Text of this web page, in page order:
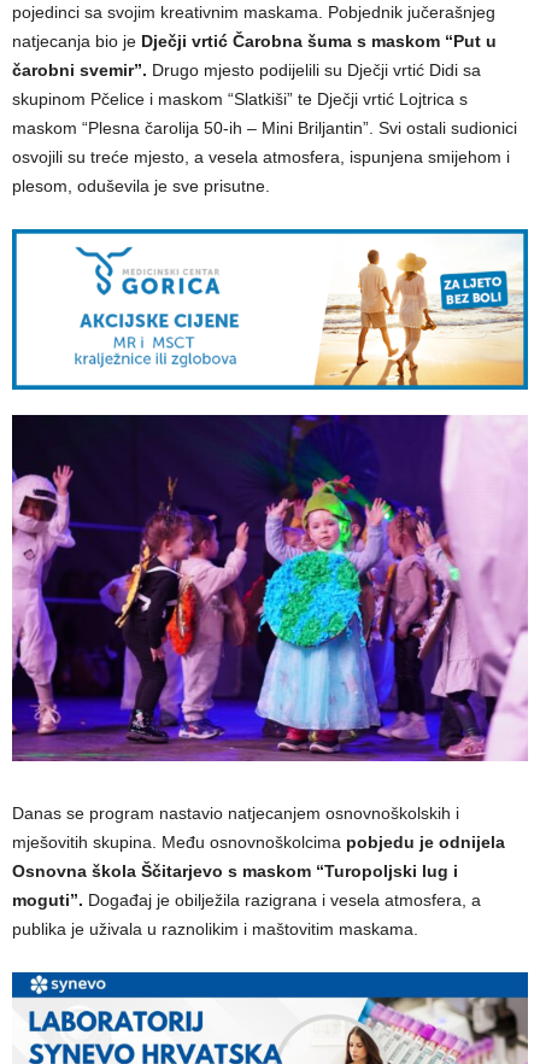
pojedinci sa svojim kreativnim maskama. Pobjednik jučerašnjeg
natjecanja bio je Dječji vrtić Čarobna šuma s maskom “Put u
čarobni svemir”. Drugo mjesto podijelili su Dječji vrtić Didi sa
skupinom Pčelice i maskom “Slatkiši” te Dječji vrtić Lojtrica s
maskom “Plesna čarolija 50-ih – Mini Briljantin”. Svi ostali sudionici
osvojili su treće mjesto, a vesela atmosfera, ispunjena smijehom i
plesom, oduševila je sve prisutne.
Danas se program nastavio natjecanjem osnovnoškolskih i
mješovitih skupina. Među osnovnoškolcima pobjedu je odnijela
Osnovna škola Ščitarjevo s maskom “Turopoljski lug i
moguti”. Događaj je obilježila razigrana i vesela atmosfera, a
publika je uživala u raznolikim i maštovitim maskama.